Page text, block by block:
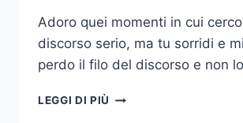
Adoro quei momenti in cui
discorso serio, ma tu sorridi e
perdo il filo del discorso e non
LEGGI DI PIÙ ADORO